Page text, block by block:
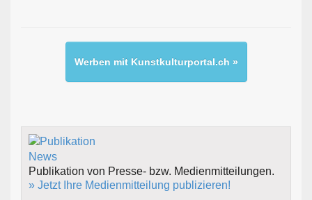
Werben mit Kunstkulturportal.ch »
Publikation von Presse- bzw. Medienmitteilungen.
» Jetzt Ihre Medienmitteilung publizieren!